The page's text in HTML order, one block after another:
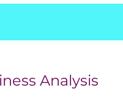
Analysis